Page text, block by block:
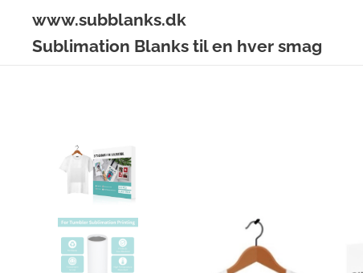
www.subblanks.dk
Sublimation Blanks til en hver smag